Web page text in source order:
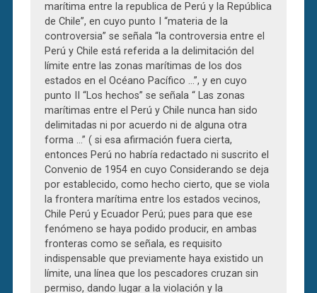
marítima entre la republica de Perú y la República
de Chile”, en cuyo punto I “materia de la
controversia” se señala “la controversia entre el
Perú y Chile está referida a la delimitación del
límite entre las zonas marítimas de los dos
estados en el Océano Pacífico …”, y en cuyo
punto II “Los hechos” se señala “ Las zonas
marítimas entre el Perú y Chile nunca han sido
delimitadas ni por acuerdo ni de alguna otra
forma …” ( si esa afirmación fuera cierta,
entonces Perú no habría redactado ni suscrito el
Convenio de 1954 en cuyo Considerando se deja
por establecido, como hecho cierto, que se viola
la frontera marítima entre los estados vecinos,
Chile Perú y Ecuador Perú; pues para que ese
fenómeno se haya podido producir, en ambas
fronteras como se señala, es requisito
indispensable que previamente haya existido un
límite, una línea que los pescadores cruzan sin
permiso, dando lugar a la violación y la